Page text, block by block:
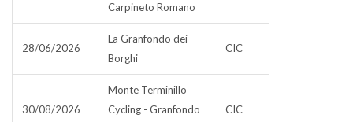
Carpineto Romano
28/06/2026
La Granfondo dei
Borghi
CIC
30/08/2026
Monte Terminillo
Cycling - Granfondo
CIC